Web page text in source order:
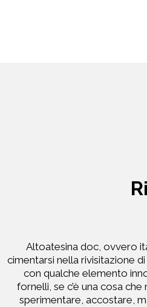
Altoatesina doc, ovvero
cimentarsi nella rivisitazione
con qualche elemento
fornelli, se c’è una cosa
sperimentare, accostare,